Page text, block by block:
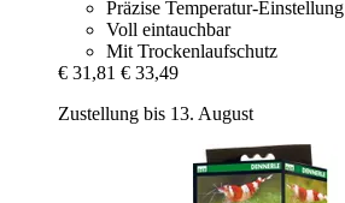
Präzise Temperatur-Einstellung
Voll eintauchbar
Mit Trockenlaufschutz
€ 31,81 € 33,49
Zustellung bis 13. August